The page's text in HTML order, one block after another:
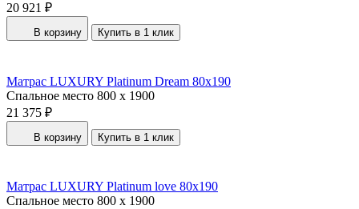
20 921 ₽
В корзину Купить в 1 клик
Матрас LUXURY Platinum Dream 80x190
Спальное место 800 x 1900
21 375 ₽
В корзину Купить в 1 клик
Матрас LUXURY Platinum love 80x190
Спальное место 800 x 1900